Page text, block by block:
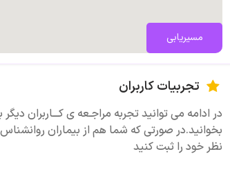
مسیریابی
تجربیات کاربران
در ادامه می توانید تجربه مراجـعه ی کـــاربران
بخوانید.در صورتی که شما هم از بیماران
نظر خود را ثبت کنید